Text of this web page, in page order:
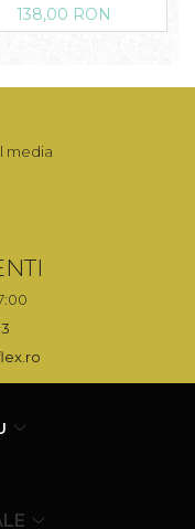
138,00 RON
media